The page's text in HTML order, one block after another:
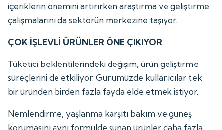
içeriklerin önemini artırırken araştırma ve geliştirme
çalışmalarını da sektörün merkezine taşıyor.
ÇOK İŞLEVLİ ÜRÜNLER ÖNE ÇIKIYOR
Tüketici beklentilerindeki değişim, ürün geliştirme
süreçlerini de etkiliyor. Günümüzde kullanıcılar tek
bir üründen birden fazla fayda elde etmek istiyor.
Nemlendirme, yaşlanma karşıtı bakım ve güneş
korumasını aynı formülde sunan ürünler daha fazla